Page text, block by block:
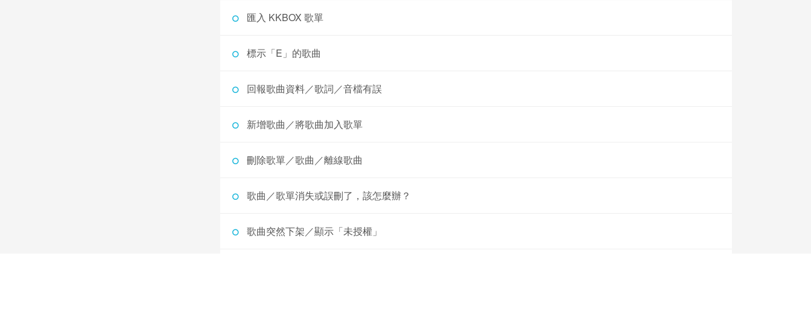
匯入 KKBOX 歌單
標示「E」的歌曲
回報歌曲資料／歌詞／音檔有誤
新增歌曲／將歌曲加入歌單
刪除歌單／歌曲／離線歌曲
歌曲／歌單消失或誤刪了，該怎麼辦？
歌曲突然下架／顯示「未授權」